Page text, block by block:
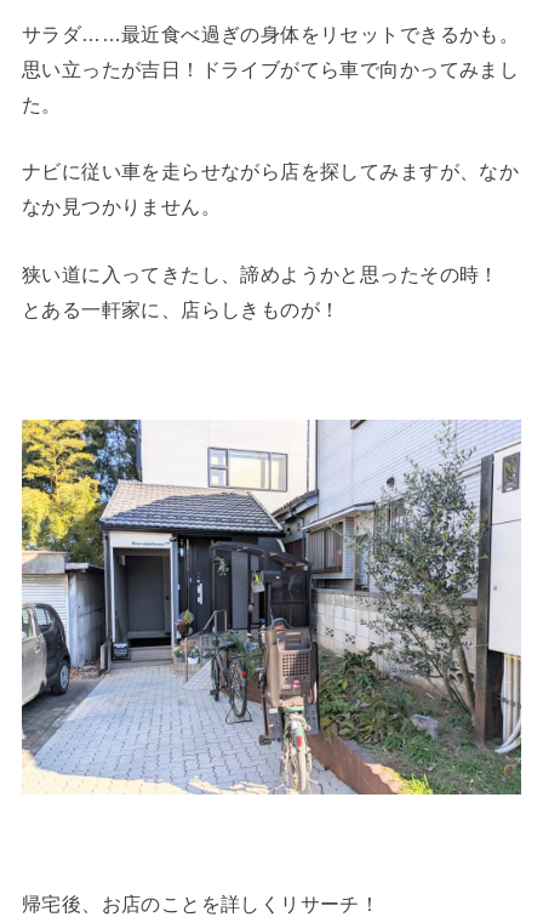
サラダ……最近食べ過ぎの身体をリセットできるかも。
思い立ったが吉日！ドライブがてら車で向かってみまし
た。
ナビに従い車を走らせながら店を探してみますが、なか
なか見つかりません。
狭い道に入ってきたし、諦めようかと思ったその時！
とある一軒家に、店らしきものが！
帰宅後、お店のことを詳しくリサーチ！